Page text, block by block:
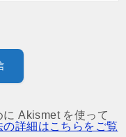
Akismet を使って
詳細はこちらをご覧